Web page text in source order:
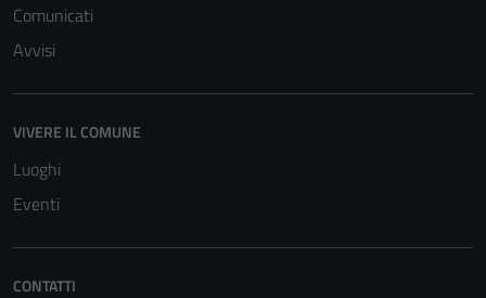
Comunicati
Avvisi
VIVERE IL COMUNE
Luoghi
Eventi
CONTATTI
del sito e non